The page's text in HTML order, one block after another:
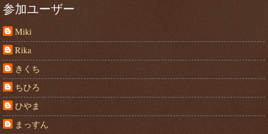
参加ユーザー
Miki
Rika
きくち
ちひろ
ひやま
まっすん